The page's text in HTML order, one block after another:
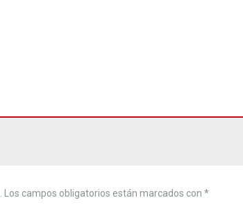
Los campos obligatorios están marcados con *